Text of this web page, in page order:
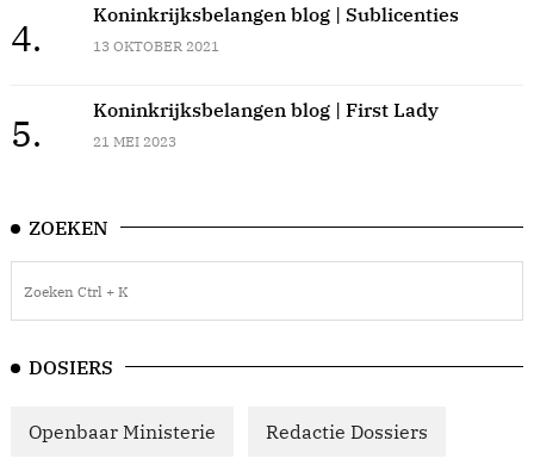
4.
Koninkrijksbelangen blog | Sublicenties
13 OKTOBER 2021
5.
Koninkrijksbelangen blog | First Lady
21 MEI 2023
ZOEKEN
DOSIERS
Openbaar Ministerie Redactie Dossiers